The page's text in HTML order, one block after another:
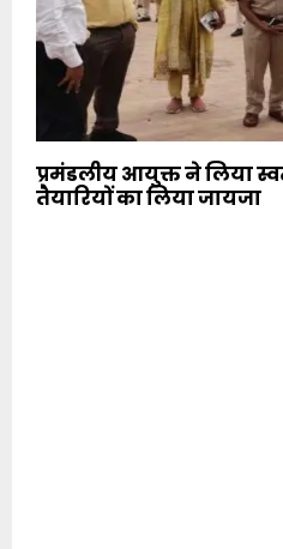
प्रमंडलीय आयुक्त ने लिया
तैयारियों का लिया जायजा